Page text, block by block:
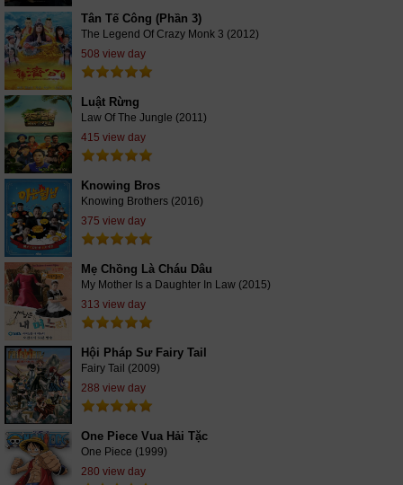
Tân Tế Công (Phần 3)
The Legend Of Crazy Monk 3 (2012)
508 view day
Luật Rừng
Law Of The Jungle (2011)
415 view day
Knowing Bros
Knowing Brothers (2016)
375 view day
Mẹ Chồng Là Cháu Dâu
My Mother Is a Daughter In Law (2015)
313 view day
Hội Pháp Sư Fairy Tail
Fairy Tail (2009)
288 view day
One Piece Vua Hải Tặc
One Piece (1999)
280 view day